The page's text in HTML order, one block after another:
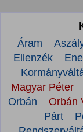
Áram
Ellenzék
Magyar Péter
Orbán
Orbán
Párt